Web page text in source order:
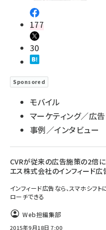
177
30
Sponsored
モバイル
マーケティング／広告
事例／インタビュー
CVRが従来の広告施策の2倍
エス株式会社のインフィード
インフィード広告なら、スマホシフ
ローチできる
Web担編集部
2015年9月18日 7:00